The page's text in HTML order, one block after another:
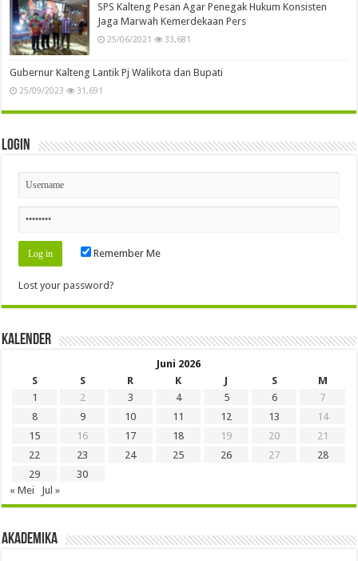
SPS Kalteng Pesan Agar Penegak Hukum Konsisten
Jaga Marwah Kemerdekaan Pers
25/06/2021 33,681
Gubernur Kalteng Lantik Pj Walikota dan Bupati
25/09/2023 31,691
Login
Remember Me
Lost your password?
Kalender
Juni 2026
S
S R K J S
M
1
2 3 4 5 6
7
8
9 10 11 12 13
14
15
16 17 18 19 20
21
22
23 24 25 26 27
28
29
30
« Mei
Jul »
Akademika